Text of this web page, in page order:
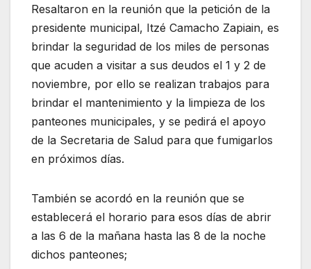
Resaltaron en la reunión que la petición de la
presidente municipal, Itzé Camacho Zapiain, es
brindar la seguridad de los miles de personas
que acuden a visitar a sus deudos el 1 y 2 de
noviembre, por ello se realizan trabajos para
brindar el mantenimiento y la limpieza de los
panteones municipales, y se pedirá el apoyo
de la Secretaria de Salud para que fumigarlos
en próximos días.
También se acordó en la reunión que se
establecerá el horario para esos días de abrir
a las 6 de la mañana hasta las 8 de la noche
dichos panteones;